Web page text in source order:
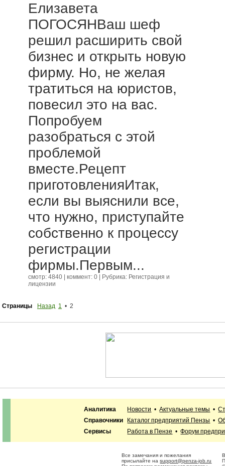
Елизавета
ПОГОСЯНВаш шеф
решил расширить свой
бизнес и открыть новую
фирму. Но, не желая
тратиться на юристов,
повесил это на вас.
Попробуем
разобраться с этой
проблемой
вместе.Рецепт
приготовленияИтак,
если вы выяснили все,
что нужно, приступайте
собственно к процессу
регистрации
фирмы.Первым...
смотр: 4840 | коммент: 0 | Рубрика: Регистрация и
лицензии
Страницы Назад 1 • 2
Аналитика Новости •Актуальные темы •
Справочники
Каталог предприятий Пензы •
Сервисы
Работа в Пензе •Форум
Все замечания и пожелания
присылайте наsupport@penza-job.ru